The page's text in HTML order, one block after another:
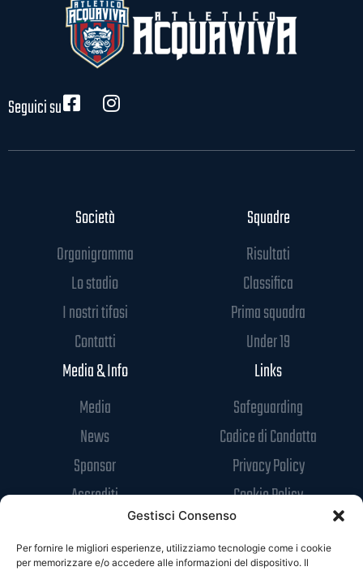
Gestisci Consenso
Per fornire le migliori esperienze, utilizziamo tecnologie come i cookie
per memorizzare e/o accedere alle informazioni del dispositivo. Il
Seguici su
Società
Organigramma
Lo stadio
I nostri tifosi
Contatti
Squadre
Risultati
Classifica
Prima squadra
Under 19
Media & Info
Media
News
Sponsor
Accrediti
Links
Safeguarding
Codice di Condotta
Privacy Policy
Cookie Policy